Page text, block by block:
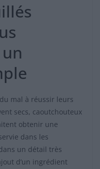
mal à réussir leurs
secs, caoutchouteux
obtenir une
dans les
un détail très
d’un ingrédient